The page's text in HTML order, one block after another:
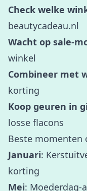
Check welke
beautycadeau.nl
Wacht op sale-
winkel
Combineer met
korting
Koop geuren in
losse flacons
Beste momenten
Januari:
korting
Mei: Moederdag-